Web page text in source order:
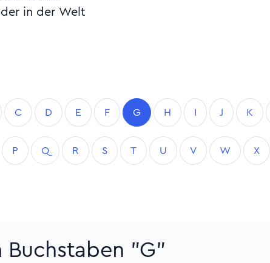
in der Welt
C D E F G H I J K
P Q R S T U V W X
Buchstaben "G"